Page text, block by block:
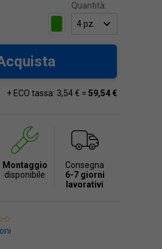
Quantità:
+ ECO tassa: 3,54 € = 59,54 €
Montaggio
disponibile
Consegna
6-7 giorni
lavorativi